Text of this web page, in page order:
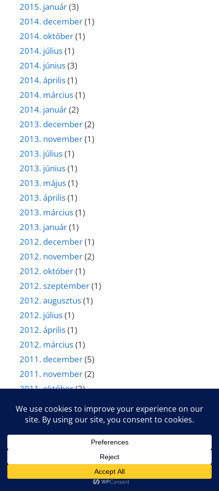
2015. január(3)
2014. december(1)
2014. október(1)
2014. július(1)
2014. június(3)
2014. április(1)
2014. március(1)
2014. január(2)
2013. december(2)
2013. november(1)
2013. július(1)
2013. június(1)
2013. május(1)
2013. április(1)
2013. március(1)
2013. január(1)
2012. december(1)
2012. november(2)
2012. október(1)
2012. szeptember(1)
2012. augusztus(1)
2012. július(1)
2012. április(1)
2012. március(1)
2011. december(5)
2011. november(2)
2011. október(2)
2011. szeptember
2011. augusztus(3)
2011. július(1)
2011. április(3)
2011. január(1)